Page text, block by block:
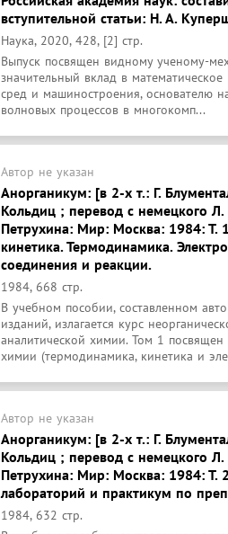
вступительной статьи: Н. А.
Наука, 2020, 428, [2] стр.
Выпуск посвящен видному ученому-
значительный вклад в
сред и машиностроения, основателю
волновых процессов в многокомп...
Автор не указан
Анорганикум: [в 2-х т.: Г.
Кольдиц ; перевод с немецкого
Петрухина: Мир: Москва: 1984: Т.
кинетика. Термодинамика.
соединения и реакции.
1984, 668 стр.
В учебном пособии, составленном
изданий, излагается курс
аналитической химии. Том 1
химии (термодинамика, кинетика и
Автор не указан
Анорганикум: [в 2-х т.: Г.
Кольдиц ; перевод с немецкого
Петрухина: Мир: Москва: 1984: Т.
лабораторий и практикум по
1984, 632 стр.